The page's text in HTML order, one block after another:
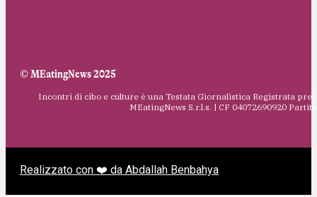
© MEatingNews 2025
Incontri di cibo e culture è una Testata Giornalistica Registrata
MEatingNews S.r.l.s. | CF 04072690920
Realizzato con ❤️ da Abdallah Benbahya